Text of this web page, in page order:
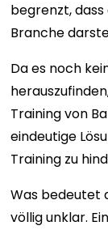
begrenzt,
Branche
Da es noch
Training von
eindeutige
Training zu
Was bedeutet
völlig unklar.